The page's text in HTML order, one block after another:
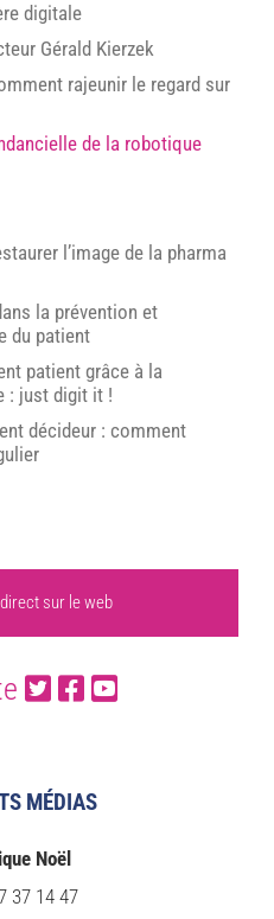
digitale
Gérald Kierzek
rajeunir le regard sur
de la robotique
l’image de la pharma
la prévention et
du patient
patient grâce à la
: just digit it !
décideur : comment
sur le web
MÉDIAS
Noël
37 14 47